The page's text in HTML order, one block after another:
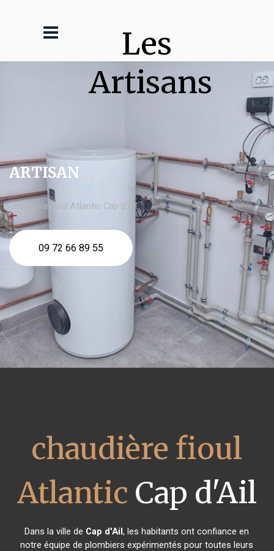
Les
Artisans
ARTISAN
chaudière fioul Atlantic Cap d'Ail
09 72 66 89 55
chaudière fioul
Atlantic Cap d'Ail
Dans la ville de Cap d'Ail, les habitants ont confiance en
notre équipe de plombiers expérimentés pour toutes leurs